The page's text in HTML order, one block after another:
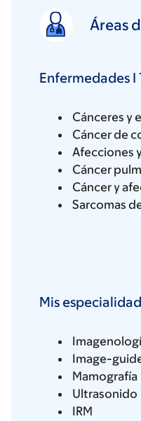
Áreas
Enfermedades
Cánceres y
Cáncer de
Afecciones
Cáncer
Cáncer y
Sarcomas
Mis
Image-
Mamografía
Ultrasonido
IRM